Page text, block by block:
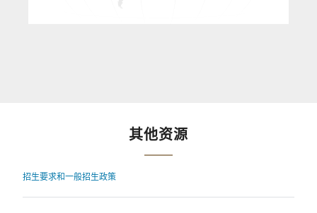
其他资源
招生要求和一般招生政策